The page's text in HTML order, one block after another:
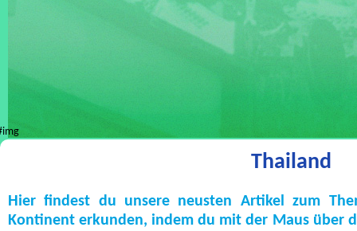
Thailand
Hier findest du unsere neusten Artikel zum
Kontinent erkunden, indem du mit der Maus über